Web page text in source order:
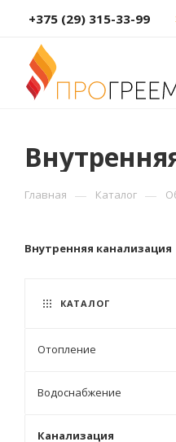
+375 (29) 315-33-99
Главная — Каталог —
Внутренняя канализация
КАТАЛОГ
Отопление
Водоснабжение
Канализация